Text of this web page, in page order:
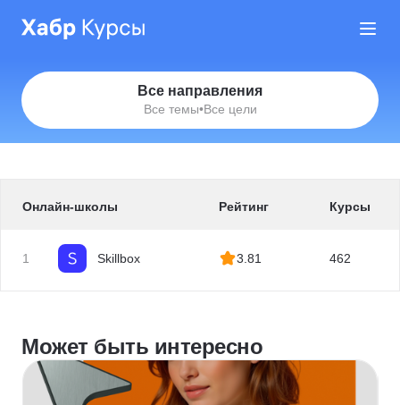
Все направления
Все темы•Все цели
Онлайн-школы Рейтинг Курсы
1 Skillbox 3.81 462
Может быть интересно